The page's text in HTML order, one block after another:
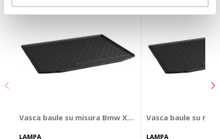
Vasca baule su misura Bmw X5 G05 2018> - LAMPA
LAMPA
Vasca baule su
LAMPA